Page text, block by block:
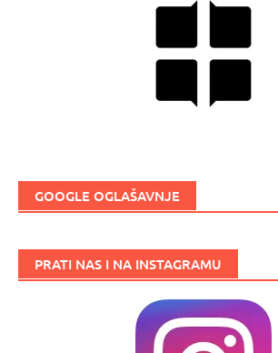
GOOGLE OGLAŠAVNJE
PRATI NAS I NA INSTAGRAMU